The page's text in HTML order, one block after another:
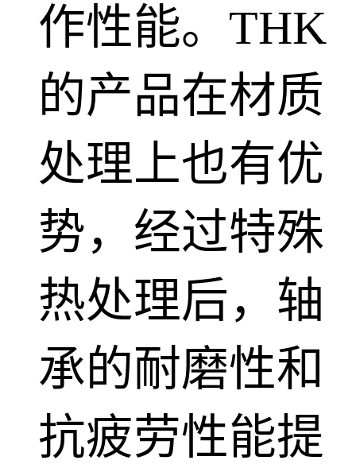
作性能。THK
的产品在材质
处理上也有优
势，经过特殊
热处理后，轴
承的耐磨性和
抗疲劳性能提